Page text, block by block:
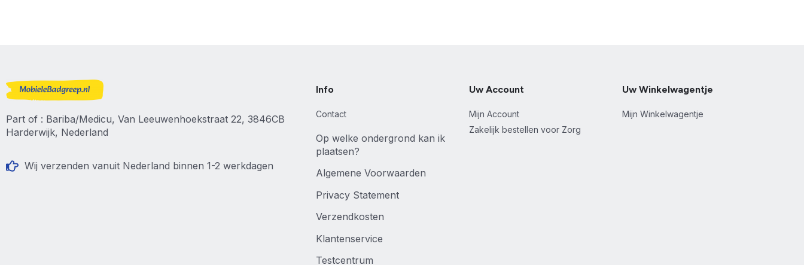
Part of : Bariba/Medicu, Van Leeuwenhoekstraat 22, 3846CB
Harderwijk, Nederland
Wij verzenden vanuit Nederland binnen 1-2 werkdagen
Info
Contact
Op welke ondergrond kan ik
plaatsen?
Algemene Voorwaarden
Privacy Statement
Verzendkosten
Klantenservice
Testcentrum
Uw Account
Mijn Account
Zakelijk bestellen voor Zorg
Uw Winkelwagentje
Mijn Winkelwagentje